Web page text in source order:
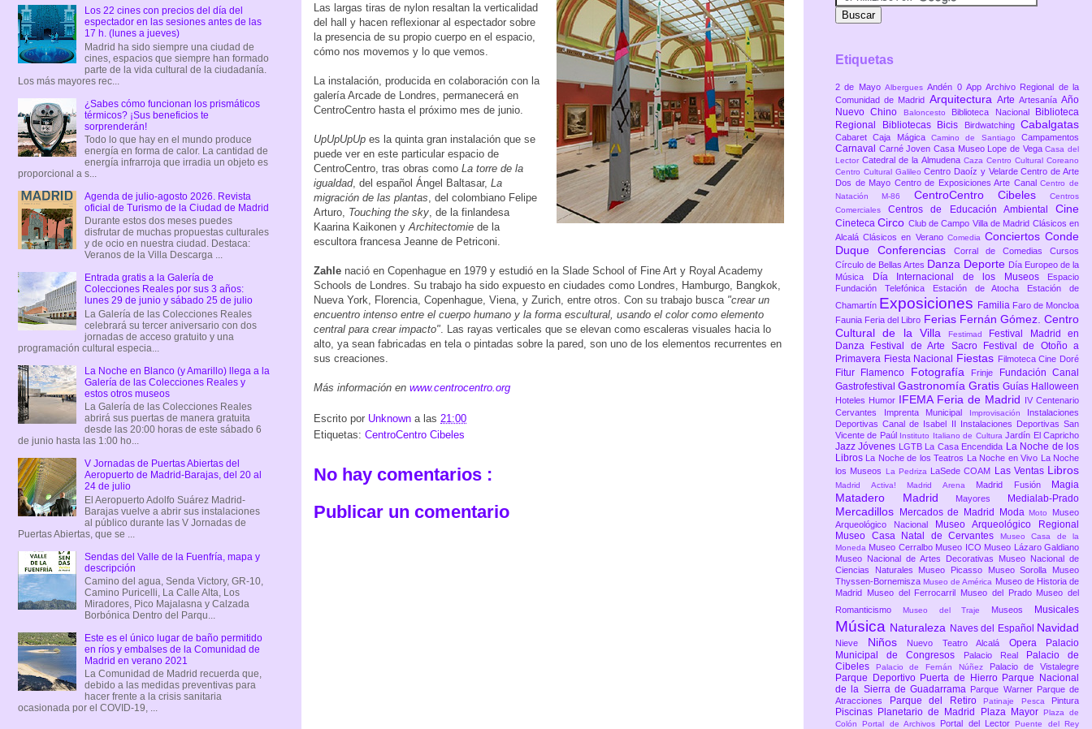
Las largas tiras de nylon resaltan la verticalidad
del hall y hacen reflexionar al espectador sobre
la presencia de su propio cuerpo en el espacio,
cómo nos movemos y lo que vemos.
La instalación, producida en colaboración con la
galería Arcade de Londres, permanecerá en
CentroCentro hasta el próximo mes de junio.
UpUpUpUp es la quinta gran instalación que se
puede ver en este particular espacio de
CentroCentro, tras obras como La torre de la
igualdad, del español Ángel Baltasar, La
migración de las plantas , del colombiano Felipe
Arturo, Touching the sky , de la finlandesa
Kaarina Kaikonen y Architectomie de la
escultora francesa Jeanne de Petriconi.
Zahle nació en Copenhague en 1979 y estudió en la Slade School of Fine Art y Royal Academy
Schools de Londres. Su trabajo ha sido expuesto en ciudades como Londres, Hamburgo, Bangkok,
Nueva York, Florencia, Copenhague, Viena, y Zurich, entre otros. Con su trabajo busca "crear un
encuentro intenso entre el cuerpo humano y la forma escultural, usando el color como elemento
central para crear impacto" . Las rayas verticales que se elevan como escaleras visuales hacia lo
alto, ya sean fabricadas en tela o pintadas sobre la pared, son uno de los elementos recurrentes en
sus creaciones.
Más información en www.centrocentro.org
Escrito por Unknown a las 21:00
Etiquetas: CentroCentro Cibeles
No hay comentarios :
Publicar un comentario
Los 22 cines con precios del día del
espectador en las sesiones antes de las
17 h. (lunes a jueves)
Madrid ha sido siempre una ciudad de
cines, espacios que siempre han formado
parte de la vida cultural de la ciudadanía.
Los más mayores rec...
¿Sabes cómo funcionan los prismáticos
térmicos? ¡Sus beneficios te
sorprenderán!
Todo lo que hay en el mundo produce
energía en forma de calor. La cantidad de
energía infrarroja que irradia un objeto es
proporcional a s...
Agenda de julio-agosto 2026. Revista
oficial de Turismo de la Ciudad de Madrid
Durante estos dos meses puedes
disfrutar de muchas propuestas culturales
y de ocio en nuestra ciudad. Destaca:
Veranos de la Villa Descarga ...
Entrada gratis a la Galería de
Colecciones Reales por sus 3 años:
lunes 29 de junio y sábado 25 de julio
La Galería de las Colecciones Reales
celebrará su tercer aniversario con dos
jornadas de acceso gratuito y una
programación cultural especia...
La Noche en Blanco (y Amarillo) llega a la
Galería de las Colecciones Reales y
estos otros museos
La Galería de las Colecciones Reales
abrirá sus puertas de manera gratuita
desde las 20:00 horas de este sábado 6
de junio hasta las 1:00 ho...
V Jornadas de Puertas Abiertas del
Aeropuerto de Madrid-Barajas, del 20 al
24 de julio
El Aeropuerto Adolfo Suárez Madrid-
Barajas vuelve a abrir sus instalaciones
al público durante las V Jornadas de
Puertas Abiertas, que se ...
Sendas del Valle de la Fuenfría, mapa y
descripción
Camino del agua, Senda Victory, GR-10,
Camino Puricelli, La Calle Alta, Los
Miradores, Pico Majalasna y Calzada
Borbónica Dentro del Parqu...
Este es el único lugar de baño permitido
en ríos y embalses de la Comunidad de
Madrid en verano 2021
La Comunidad de Madrid recuerda que,
debido a las medidas preventivas para
hacer frente a la crisis sanitaria
ocasionada por el COVID-19, ...
Etiquetas
2 de Mayo AlberguesAndén 0 AppArchivo Regional de la
Comunidad de Madrid Arquitectura Arte ArtesaníaAño
Nuevo Chino
Baloncesto Biblioteca Nacional
Biblioteca
Regional
Bibliotecas Bicis Birdwatching Cabalgatas
CabaretCaja MágicaCamino de SantiagoCampamentos
Carnaval Carné JovenCasa Museo Lope de VegaCasa del
LectorCatedral de la Almudena Caza Centro Cultural Coreano
Centro Cultural GalileoCentro Daoíz y VelardeCentro de Arte
Dos de Mayo Centro de Exposiciones Arte CanalCentro de
Natación M-86 CentroCentro Cibeles
Centros
ComercialesCentros de Educación AmbientalCine
CinetecaCirco Club de Campo Villa de Madrid Clásicos en
AlcaláClásicos en Verano Comedia ConciertosConde
Duque Conferencias Corral de Comedias Cursos
Círculo de Bellas Artes Danza Deporte Día Europeo de la
Música
Día Internacional de los Museos
Espacio
Fundación Telefónica
Estación de Atocha
Estación de
Chamartín Exposiciones Familia Faro de Moncloa
Faunia Feria del Libro Ferias Fernán Gómez. Centro
Cultural de la VillaFestimad
Festival Madrid en
Danza
Festival de Arte Sacro
Festival de Otoño a
Primavera Fiesta Nacional Fiestas Filmoteca Cine Doré
Fitur Flamenco Fotografía Frinje
Fundación Canal
Gastrofestival Gastronomía Gratis Guías Halloween
Hoteles Humor IFEMA Feria de Madrid
IV Centenario
Cervantes
Imprenta Municipal Improvisación
Instalaciones
Deportivas Canal de Isabel II
Instalaciones Deportivas San
Vicente de Paúl
Instituto Italiano de CulturaJardín El Capricho
JazzJóvenes LGTB La Casa Encendida La Noche de los
Libros
La Noche de los Teatros La Noche en Vivo
La Noche
los Museos
La Pedriza LaSede COAM Las Ventas Libros
Madrid Activa! Madrid Arena Madrid Fusión Magia
Matadero Madrid Mayores Medialab-Prado
Mercadillos Mercados de Madrid ModaMoto Museo
Arqueológico Nacional
Museo Arqueológico Regional
Museo Casa Natal de Cervantes
Museo Casa de la
Moneda Museo Cerralbo Museo ICO Museo Lázaro Galdiano
Museo Nacional de Artes Decorativas Museo Nacional de
Ciencias Naturales Museo Picasso Museo Sorolla Museo
Thyssen-BornemiszaMuseo de América Museo de Historia de
Madrid
Museo del Ferrocarril Museo del Prado Museo del
Romanticismo
Museo del Traje Museos Musicales
Música Naturaleza Naves del Español Navidad
Nieve Niños Nuevo Teatro Alcalá Opera
Palacio
Municipal de Congresos
Palacio Real
Palacio de
Cibeles
Palacio de Fernán Núñez Palacio de Vistalegre
Parque Deportivo Puerta de Hierro Parque Nacional
de la Sierra de Guadarrama Parque Warner Parque de
Atracciones
Parque del Retiro Patinaje Pesca Pintura
Piscinas Planetario de Madrid Plaza Mayor
Plaza de
Colón Portal de Archivos Portal del LectorPuente del Rey